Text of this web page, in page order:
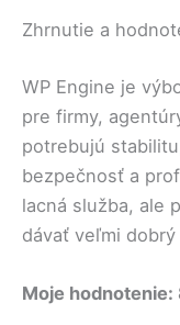
Zhrnutie a
WP Engine je
pre firmy,
potrebujú
bezpečnosť a
lacná služba, ale
dávať veľmi dobrý
Moje hodnotenie: